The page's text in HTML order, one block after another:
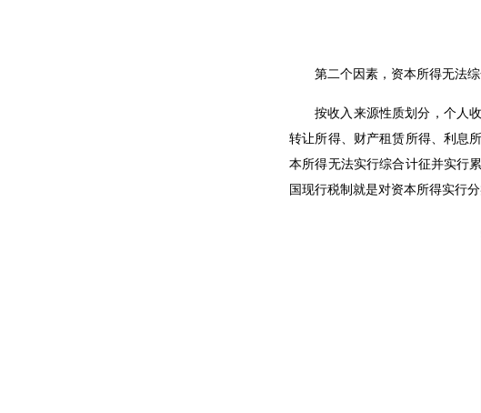
第二个因素，资本所得无法综
按收入来源性质划分，个人
转让所得、财产租赁所得、利息
本所得无法实行综合计征并实行
国现行税制就是对资本所得实行